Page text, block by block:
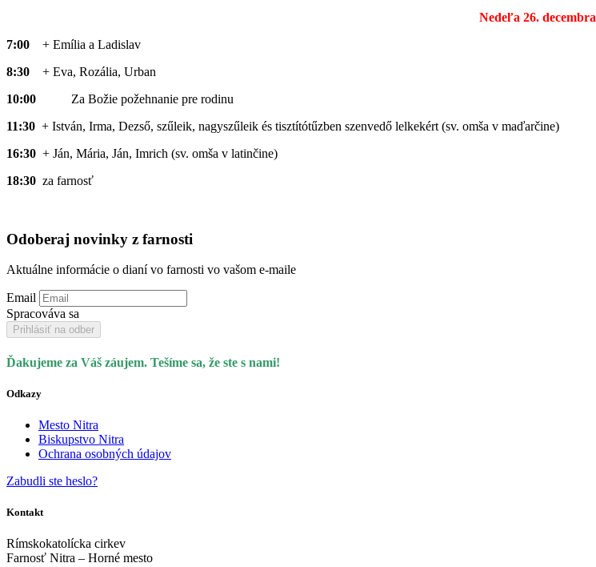
Nedeľa 26. decembra
7:00
+ Emília a Ladislav
8:30
+ Eva, Rozália, Urban
10:00
Za Božie požehnanie pre rodinu
11:30 + István, Irma, Dezső, szűleik, nagyszűleik és tisztítótűzben szenvedő lelkekért (sv. omša v maďarčine)
16:30 + Ján, Mária, Ján, Imrich (sv. omša v latinčine)
18:30 za farnosť
Odoberaj novinky z farnosti
Aktuálne informácie o dianí vo farnosti vo vašom e-maile
Email
Spracováva sa
Prihlásiť na odber
Ďakujeme za Váš záujem. Tešíme sa, že ste s nami!
Odkazy
Mesto Nitra
Biskupstvo Nitra
Ochrana osobných údajov
Zabudli ste heslo?
Kontakt
Rímskokatolícka cirkev
Farnosť Nitra – Horné mesto